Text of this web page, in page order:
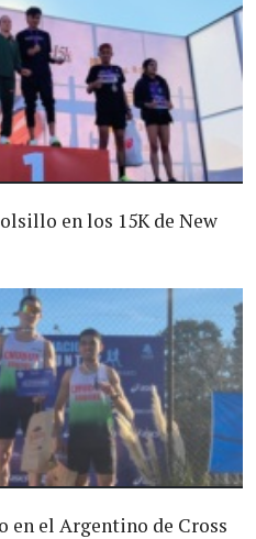
en los 15K de New
el Argentino de Cross